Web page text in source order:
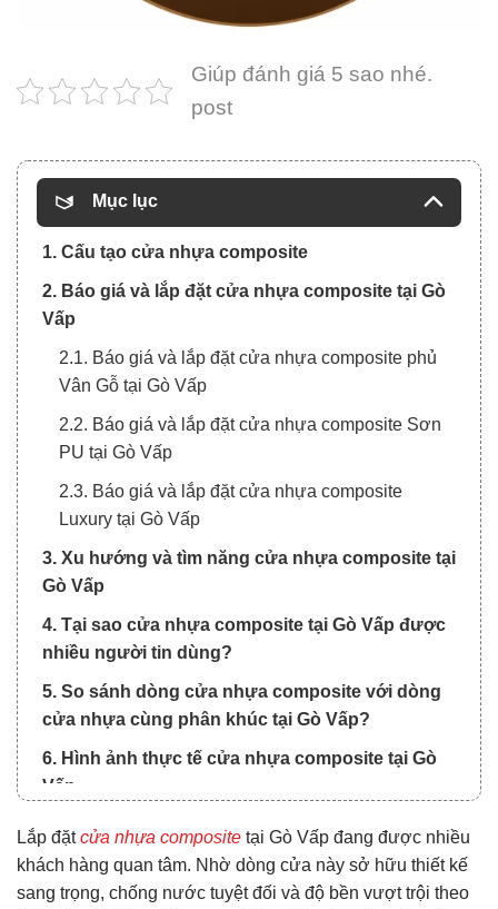
Giúp đánh giá 5 sao nhé.
post
Mục lục
1. Cấu tạo cửa nhựa composite
2. Báo giá và lắp đặt cửa nhựa composite tại Gò
Vấp
2.1. Báo giá và lắp đặt cửa nhựa composite phủ
Vân Gỗ tại Gò Vấp
2.2. Báo giá và lắp đặt cửa nhựa composite Sơn
PU tại Gò Vấp
2.3. Báo giá và lắp đặt cửa nhựa composite
Luxury tại Gò Vấp
3. Xu hướng và tìm năng cửa nhựa composite tại
Gò Vấp
4. Tại sao cửa nhựa composite tại Gò Vấp được
nhiều người tin dùng?
5. So sánh dòng cửa nhựa composite với dòng
cửa nhựa cùng phân khúc tại Gò Vấp?
6. Hình ảnh thực tế cửa nhựa composite tại Gò
Vấp
7. Thông tin liên hệ tư vấn và địa chỉ mua hàng
8. Hệ Thống Showroom Hoabinhdoor
Lắp đặtcửa nhựa composite tại Gò Vấp đang được nhiều
khách hàng quan tâm. Nhờ dòng cửa này sở hữu thiết kế
sang trọng, chống nước tuyệt đối và độ bền vượt trội theo